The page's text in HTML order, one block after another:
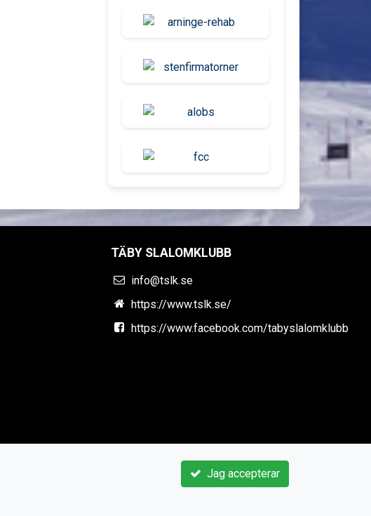
TÄBY SLALOMKLUBB
info@tslk.se
https://www.tslk.se/
https://www.facebook.com/tabyslalomklubb
Jag accepterar